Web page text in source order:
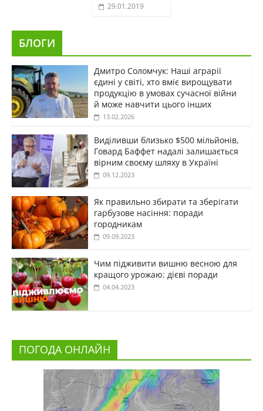
29.01.2019
БЛОГИ
Дмитро Соломчук: Наші аграрії
єдині у світі, хто вміє вирощувати
продукцію в умовах сучасної війни
й може навчити цього інших
13.02.2026
Виділивши близько $500 мільйонів,
Говард Баффет надалі залишається
вірним своєму шляху в Україні
09.12.2023
Як правильно збирати та зберігати
гарбузове насіння: поради
городникам
09.09.2023
Чим підживити вишню весною для
кращого урожаю: дієві поради
04.04.2023
ПОГОДА ОНЛАЙН